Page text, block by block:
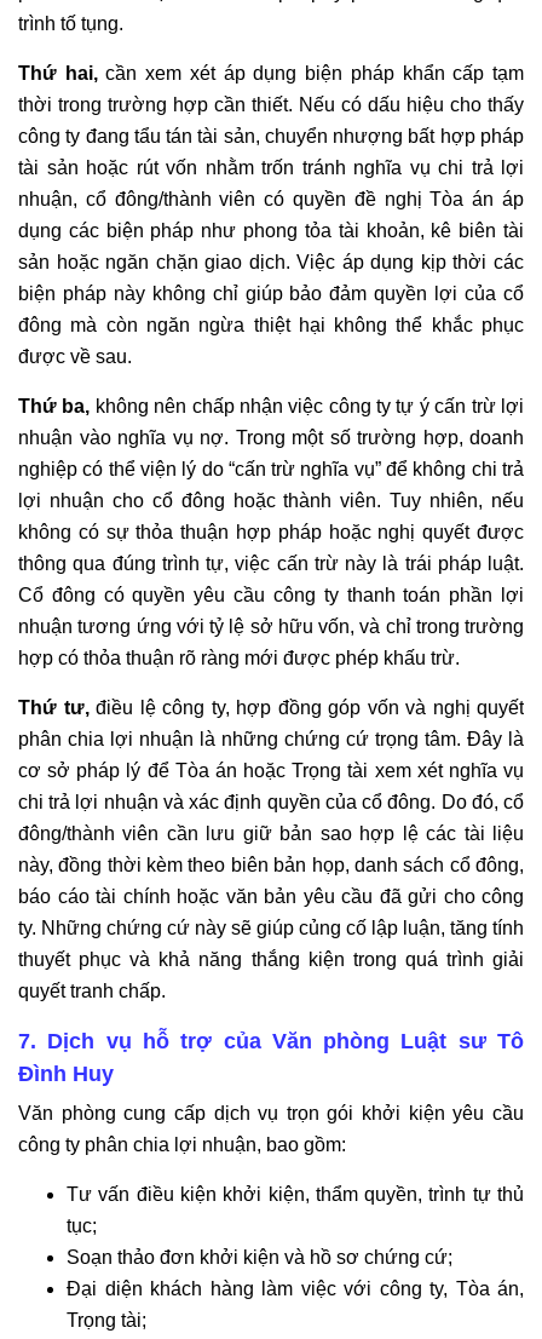
trình tố tụng.
Thứ hai,cần xem xét áp dụng biện pháp khẩn cấp tạm
thời trong trường hợp cần thiết. Nếu có dấu hiệu cho thấy
công ty đang tẩu tán tài sản, chuyển nhượng bất hợp pháp
tài sản hoặc rút vốn nhằm trốn tránh nghĩa vụ chi trả lợi
nhuận, cổ đông/thành viên có quyền đề nghị Tòa án áp
dụng các biện pháp như phong tỏa tài khoản, kê biên tài
sản hoặc ngăn chặn giao dịch. Việc áp dụng kịp thời các
biện pháp này không chỉ giúp bảo đảm quyền lợi của cổ
đông mà còn ngăn ngừa thiệt hại không thể khắc phục
được về sau.
Thứ ba, không nên chấp nhận việc công ty tự ý cấn trừ lợi
nhuận vào nghĩa vụ nợ. Trong một số trường hợp, doanh
nghiệp có thể viện lý do “cấn trừ nghĩa vụ” để không chi trả
lợi nhuận cho cổ đông hoặc thành viên. Tuy nhiên, nếu
không có sự thỏa thuận hợp pháp hoặc nghị quyết được
thông qua đúng trình tự, việc cấn trừ này là trái pháp luật.
Cổ đông có quyền yêu cầu công ty thanh toán phần lợi
nhuận tương ứng với tỷ lệ sở hữu vốn, và chỉ trong trường
hợp có thỏa thuận rõ ràng mới được phép khấu trừ.
Thứ tư, điều lệ công ty, hợp đồng góp vốn và nghị quyết
phân chia lợi nhuận là những chứng cứ trọng tâm. Đây là
cơ sở pháp lý để Tòa án hoặc Trọng tài xem xét nghĩa vụ
chi trả lợi nhuận và xác định quyền của cổ đông. Do đó, cổ
đông/thành viên cần lưu giữ bản sao hợp lệ các tài liệu
này, đồng thời kèm theo biên bản họp, danh sách cổ đông,
báo cáo tài chính hoặc văn bản yêu cầu đã gửi cho công
ty. Những chứng cứ này sẽ giúp củng cố lập luận, tăng tính
thuyết phục và khả năng thắng kiện trong quá trình giải
quyết tranh chấp.
7. Dịch vụ hỗ trợ của Văn phòng Luật sư Tô
Đình Huy
Văn phòng cung cấp dịch vụ trọn gói khởi kiện yêu cầu
công ty phân chia lợi nhuận, bao gồm:
Tư vấn điều kiện khởi kiện, thẩm quyền, trình tự thủ
tục;
Soạn thảo đơn khởi kiện và hồ sơ chứng cứ;
Đại diện khách hàng làm việc với công ty, Tòa án,
Trọng tài;